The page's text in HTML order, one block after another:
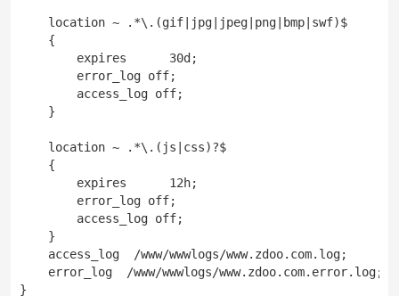
location ~ .*\.(gif|jpg|jpeg|png|bmp|swf)$
{
expires      30d;
error_log off;
access_log off;
}
location ~ .*\.(js|css)?$
{
expires      12h;
error_log off;
access_log off;
}
access_log  /www/wwwlogs/www.zdoo.com.log;
error_log  /www/wwwlogs/www.zdoo.com.error.log;
}